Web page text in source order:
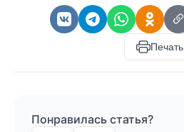
Печать
Понравилась статья?